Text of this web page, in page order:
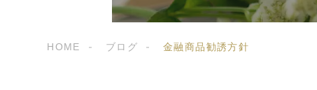
HOME ブログ 金融商品勧誘方針